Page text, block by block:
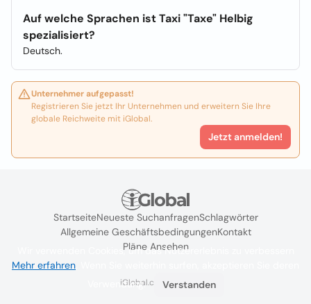
Auf welche Sprachen ist Taxi "Taxe" Helbig
spezialisiert?
Deutsch.
Unternehmer aufgepasst!
Registrieren Sie jetzt Ihr Unternehmen und erweitern Sie Ihre
globale Reichweite mit iGlobal.
Jetzt anmelden!
StartseiteNeueste SuchanfragenSchlagwörter
Allgemeine GeschäftsbedingungenKontakt
Pläne Ansehen
iGlobal.co @ 2024
Wir verwenden Cookies, um das Nutzererlebnis zu verbessern
Mehr erfahren
Verwendung.
Verstanden